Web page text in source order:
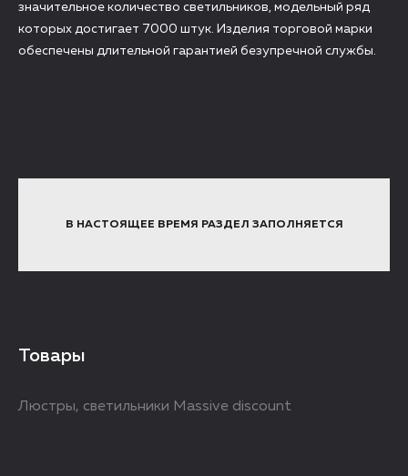
значительное количество светильников, модельный ряд
которых достигает 7000 штук. Изделия торговой марки
обеспечены длительной гарантией безупречной службы.
В НАСТОЯЩЕЕ ВРЕМЯ РАЗДЕЛ ЗАПОЛНЯЕТСЯ
Товары
Люстры, светильники Massive discount